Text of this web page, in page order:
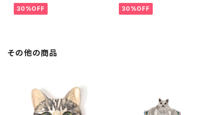
30%OFF 30%OFF
その他の商品